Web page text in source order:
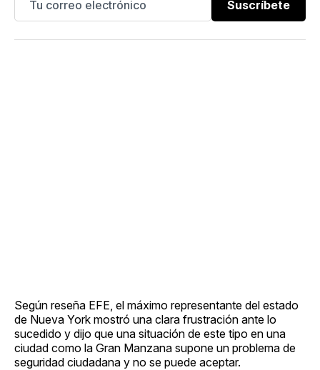
Suscríbete
Según reseña EFE, el máximo representante del estado
de Nueva York mostró una clara frustración ante lo
sucedido y dijo que una situación de este tipo en una
ciudad como la Gran Manzana supone un problema de
seguridad ciudadana y no se puede aceptar.